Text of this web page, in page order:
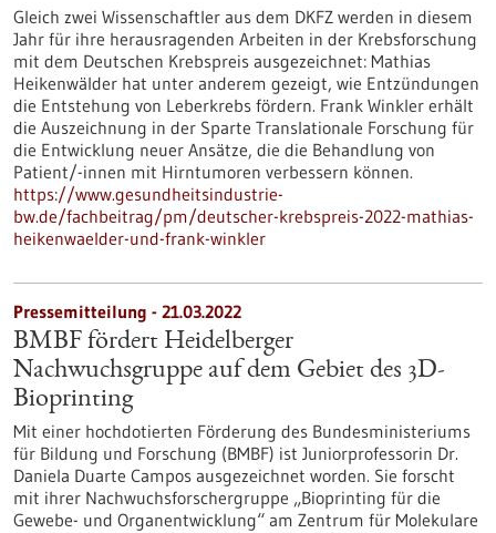
Gleich zwei Wissenschaftler aus dem DKFZ werden in diesem
Jahr für ihre herausragenden Arbeiten in der Krebsforschung
mit dem Deutschen Krebspreis ausgezeichnet: Mathias
Heikenwälder hat unter anderem gezeigt, wie Entzündungen
die Entstehung von Leberkrebs fördern. Frank Winkler erhält
die Auszeichnung in der Sparte Translationale Forschung für
die Entwicklung neuer Ansätze, die die Behandlung von
Patient/-innen mit Hirntumoren verbessern können.
https://www.gesundheitsindustrie-
bw.de/fachbeitrag/pm/deutscher-krebspreis-2022-mathias-
heikenwaelder-und-frank-winkler
Pressemitteilung - 21.03.2022
BMBF fördert Heidelberger
Nachwuchsgruppe auf dem Gebiet des 3D-
Bioprinting
Mit einer hochdotierten Förderung des Bundesministeriums
für Bildung und Forschung (BMBF) ist Juniorprofessorin Dr.
Daniela Duarte Campos ausgezeichnet worden. Sie forscht
mit ihrer Nachwuchsforschergruppe „Bioprinting für die
Gewebe- und Organentwicklung“ am Zentrum für Molekulare